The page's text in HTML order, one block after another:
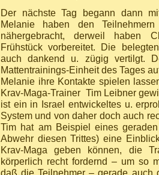
Der nächste Tag begann dann
Melanie haben den
nähergebracht, derweil haben
Frühstück vorbereitet. Die
auch dankend u. zügig vertilgt.
Mattentrainings-Einheit des Tages
Melanie ihre Kontakte spielen
Krav-Maga-Trainer Tim Leibner
ist ein in Israel entwickeltes u.
System und von daher doch auch
Tim hat am Beispiel eines
Abwehr diesen Trittes) eine
Krav-Maga geben können, die
körperlich recht fordernd – um so
daß die Teilnehmer – gerade auch